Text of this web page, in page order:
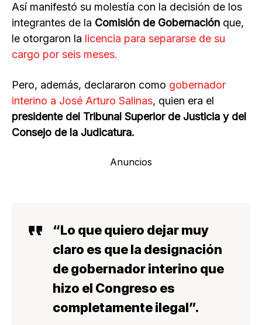
Así manifestó su molestía con la decisión de los
integrantes de la Comisión de Gobernación que,
le otorgaron la licencia para separarse de su
cargo por seis meses.
Pero, además, declararon como gobernador
interino a José Arturo Salinas, quien era el
presidente del Tribunal Superior de Justicia y del
Consejo de la Judicatura.
Anuncios
“Lo que quiero dejar muy
claro es quela designación
de gobernador interino que
hizo el Congreso es
completamente ilegal”.